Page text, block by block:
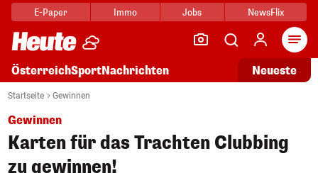
E-Paper Immo Jobs NewsFlix
ÖsterreichSportNachrichten Neueste
Startseite Gewinnen
Gewinnen
Karten für das Trachten Clubbing
zu gewinnen!